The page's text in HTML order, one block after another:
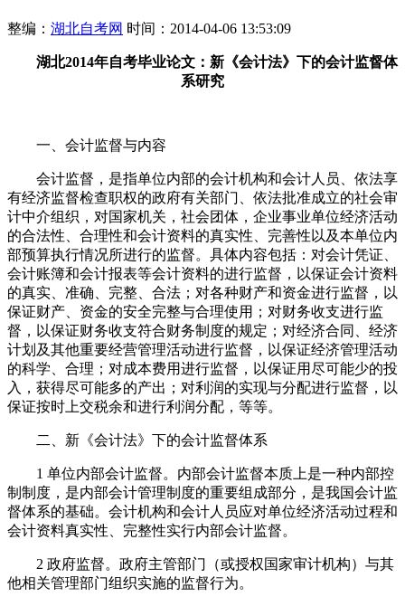
整编： 湖北自考网 时间：2014-04-06 13:53:09
湖北2014年自考毕业论文：新《会计法》下的会计监督体
系研究
一、会计监督与内容
会计监督，是指单位内部的会计机构和会计人员、依法享
有经济监督检查职权的政府有关部门、依法批准成立的社会审
计中介组织，对国家机关，社会团体，企业事业单位经济活动
的合法性、合理性和会计资料的真实性、完善性以及本单位内
部预算执行情况所进行的监督。具体内容包括：对会计凭证、
会计账簿和会计报表等会计资料的进行监督，以保证会计资料
的真实、准确、完整、合法；对各种财产和资金进行监督，以
保证财产、资金的安全完整与合理使用；对财务收支进行监
督，以保证财务收支符合财务制度的规定；对经济合同、经济
计划及其他重要经营管理活动进行监督，以保证经济管理活动
的科学、合理；对成本费用进行监督，以保证用尽可能少的投
入，获得尽可能多的产出；对利润的实现与分配进行监督，以
保证按时上交税余和进行利润分配，等等。
二、新《会计法》下的会计监督体系
1 单位内部会计监督。内部会计监督本质上是一种内部控
制制度，是内部会计管理制度的重要组成部分，是我国会计监
督体系的基础。会计机构和会计人员应对单位经济活动过程和
会计资料真实性、完整性实行内部会计监督。
2 政府监督。政府主管部门（或授权国家审计机构）与其
他相关管理部门组织实施的监督行为。